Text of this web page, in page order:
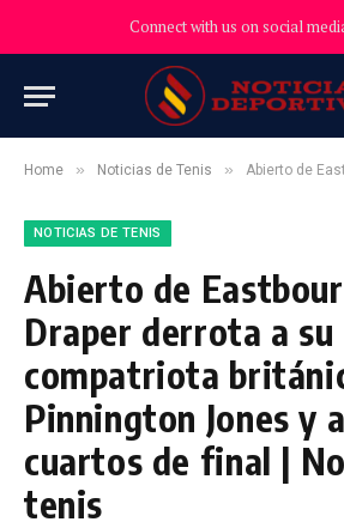
Connect with us on social
Home » Noticias de Tenis » Abierto de Eastbourne: Jack Draper derrota a su
NOTICIAS DE TENIS
Abierto de
Draper derrota a su
compatriota
Pinnington Jones y
cuartos de final |
tenis